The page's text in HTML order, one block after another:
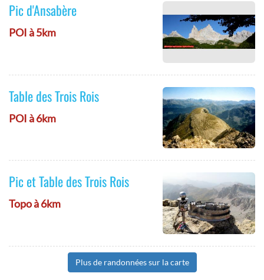
Pic d'Ansabère
POI à 5km
Table des Trois Rois
POI à 6km
Pic et Table des Trois Rois
Topo à 6km
Plus de randonnées sur la carte